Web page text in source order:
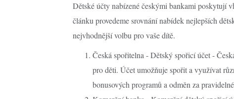
Dětské účty nabízené českými bankami poskytují
článku provedeme srovnání nabídek nejlepších
nejvhodnější volbu pro vaše dítě.
Česká spořitelna - Dětský spořicí účet -
pro děti. Účet umožňuje spořit a využívat
bonusových programů a odměn za